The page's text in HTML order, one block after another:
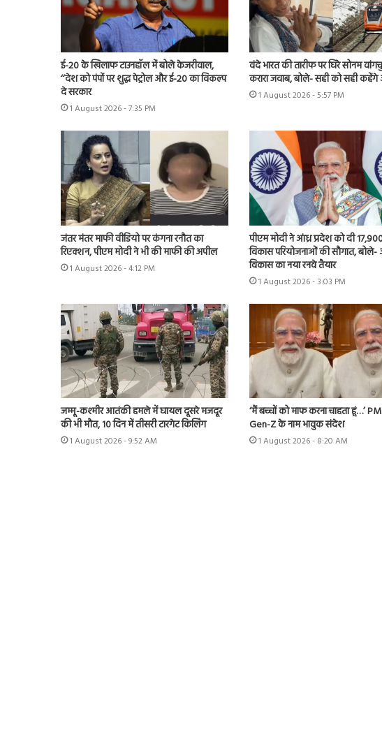
ई-20 के खिलाफ टाउनहॉल में बोले केजरीवाल,
‘‘देश को पंपों पर शुद्ध पेट्रोल और ई-20 का विकल्प
दे सरकार
1 August 2026 - 7:35 PM
वंदे भारत की तारीफ पर घिरे सोनम
करारा जवाब, बोले- सही को सही
1 August 2026 - 5:57 PM
जंतर मंतर माफी वीडियो पर कंगना रनौत का
रिएक्शन, पीएम मोदी ने भी की माफी की अपील
1 August 2026 - 4:12 PM
पीएम मोदी ने आंध्र प्रदेश को दी
विकास परियोजनाओं की सौगात,
विकास का नया रनवे तैयार
1 August 2026 - 3:03 PM
जम्मू-कश्मीर आतंकी हमले में घायल दूसरे मजदूर
की भी मौत, 10 दिन में तीसरी टारगेट किलिंग
1 August 2026 - 9:52 AM
‘मैं बच्चों को माफ करना चाहता हूं…’
Gen-Z के नाम भावुक संदेश
1 August 2026 - 8:20 AM